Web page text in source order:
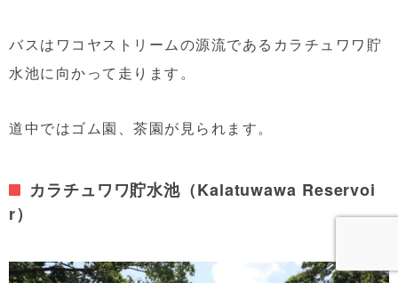
バスはワコヤストリームの源流であるカラチュワワ貯
水池に向かって走ります。
道中ではゴム園、茶園が見られます。
カラチュワワ貯水池（Kalatuwawa Reservoi
r）